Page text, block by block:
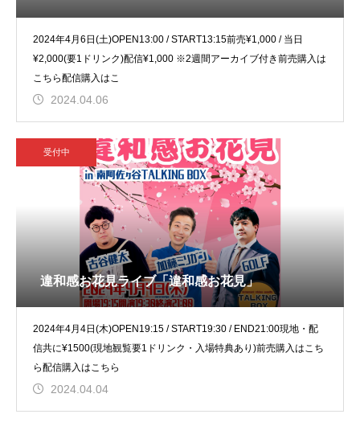
2024年4月6日(土)OPEN13:00 / START13:15前売¥1,000 / 当日
¥2,000(要1ドリンク)配信¥1,000 ※2週間アーカイブ付き前売購入は
こちら配信購入はこ
2024.04.06
受付中
違和感お花見ライブ「違和感お花見」
2024年4月4日(木)OPEN19:15 / START19:30 / END21:00現地・配
信共に¥1500(現地観覧要1ドリンク・入場特典あり)前売購入はこち
ら配信購入はこちら
2024.04.04